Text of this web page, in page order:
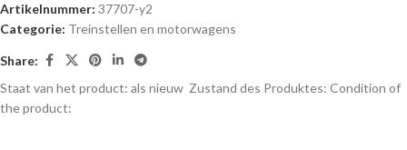
Artikelnummer: 37707-y2
Categorie: Treinstellen en motorwagens
Share:
Staat van het product: als nieuw Zustand des Produktes: Condition of
the product: